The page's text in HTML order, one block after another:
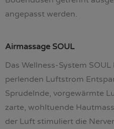
angepasst werden.
Airmassage SOUL
Das Wellness-System
perlenden Luftstrom
Sprudelnde, vorgewärmte
zarte, wohltuende
der Luft stimuliert die